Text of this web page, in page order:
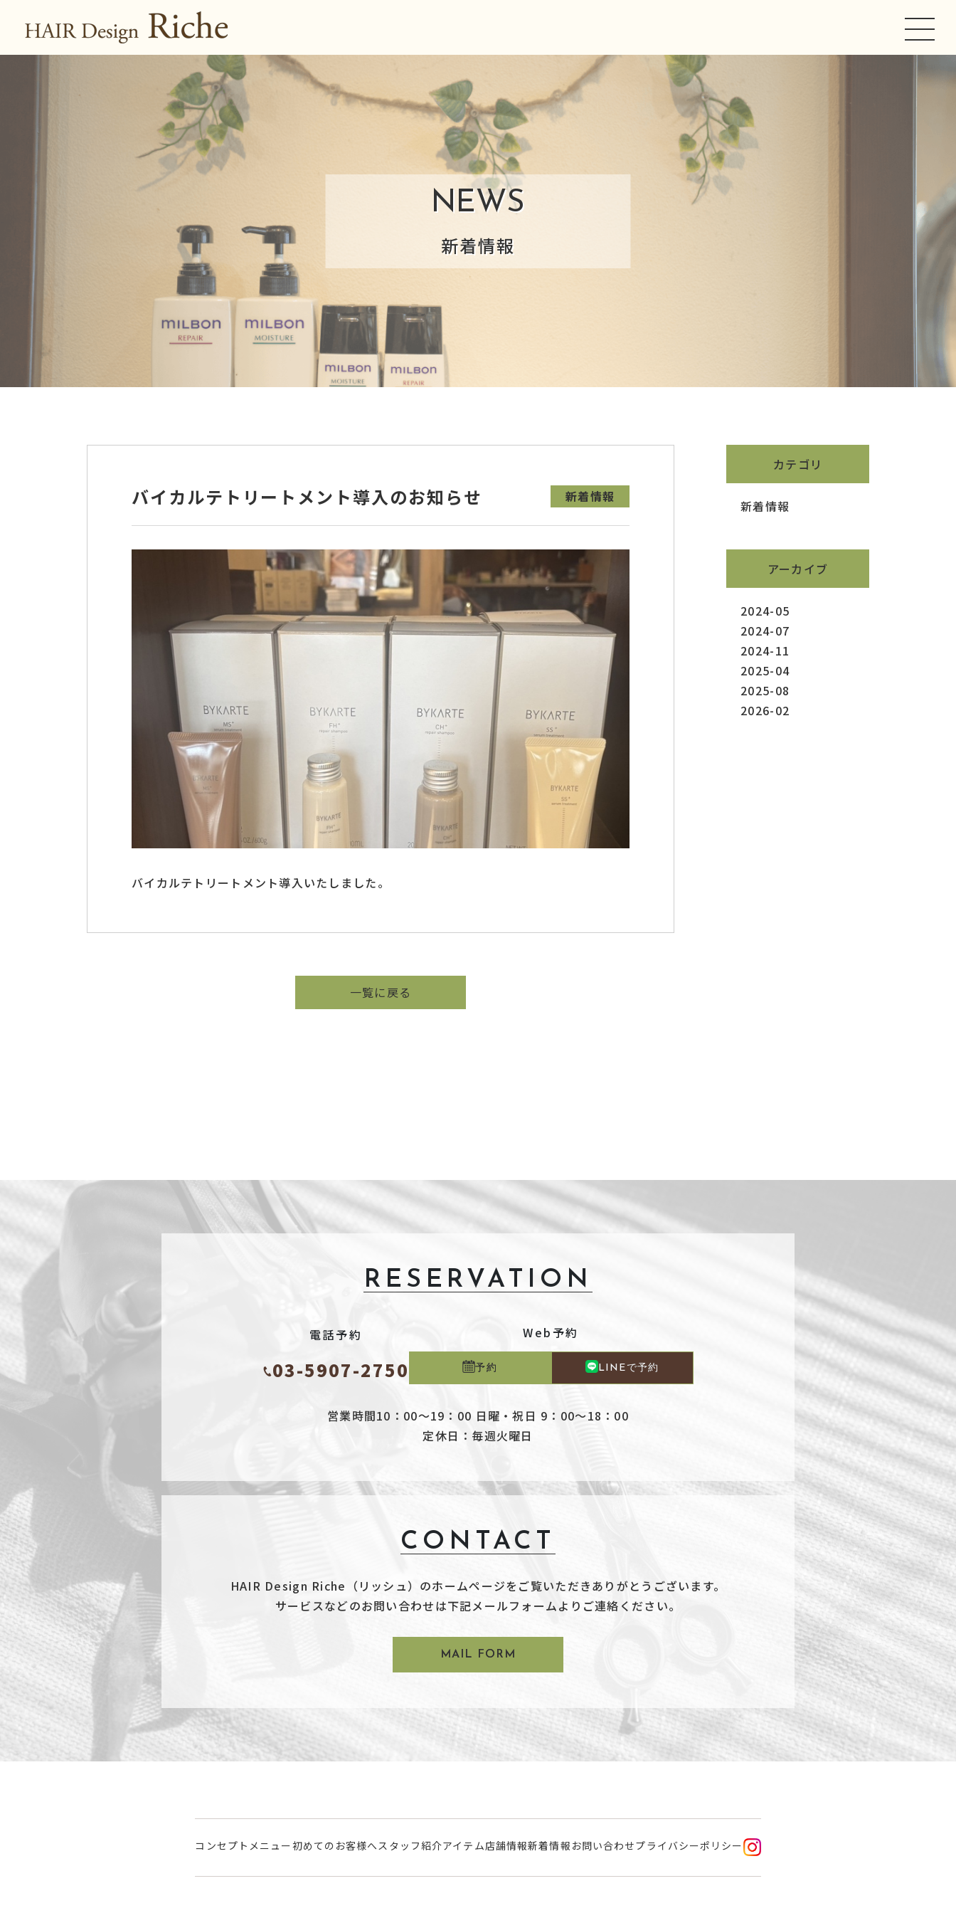
NEWS
新着情報
バイカルテトリートメント導入のお知らせ 新着情報
バイカルテトリートメント導入いたしました。
カテゴリ
新着情報
アーカイブ
2024-05
2024-07
2024-11
2025-04
2025-08
2026-02
一覧に戻る
RESERVATION
電話予約
03-5907-2750
Web予約
予約 LINEで予約
営業時間10：00～19：00 日曜・祝日 9：00～18：00
定休日：毎週火曜日
CONTACT
HAIR Design Riche（リッシュ）のホームページをご覧いただきありがとうございます。
サービスなどのお問い合わせは下記メールフォームよりご連絡ください。
MAIL FORM
コンセプト メニュー初めてのお客様へ スタッフ紹介アイテム店舗情報新着情報 お問い合わせプライバシーポリシー